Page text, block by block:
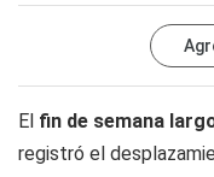
El fin de semana
registró el